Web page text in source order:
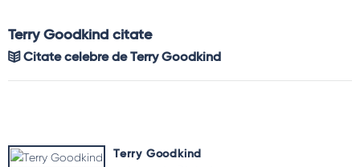
Terry Goodkind citate
Citate celebre de Terry Goodkind
Terry Goodkind